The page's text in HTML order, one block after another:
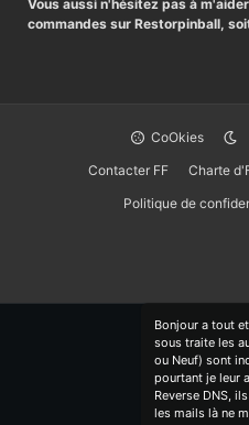
Vous aussi n'hésitez pas à
commandes sur Restorpinball,
CoOkies
Contacter FF
Charte
Politique de
Bonjour a tout
sous traite les
ou Neuf) sont
pourtant je leur
Reverse DNS,
les mails là ne